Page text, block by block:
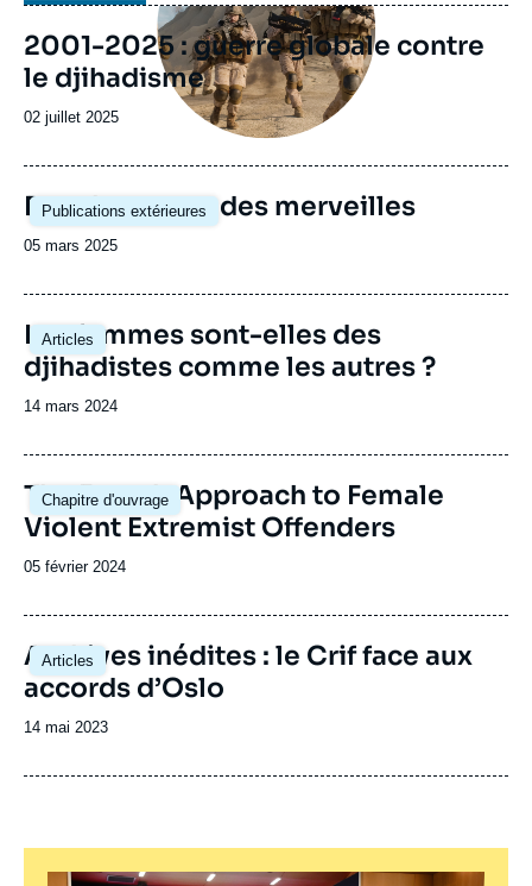
2001-2025 : guerre globale contre
le djihadisme
Date
publication
02 juillet 2025
Publications extérieures
Image
principale
Daech au pays des merveilles
Date
publication
05 mars 2025
Articles
Image
principale
Les femmes sont-elles des
djihadistes comme les autres ?
Date
publication
14 mars 2024
Chapitre d'ouvrage
Image
principale
The French Approach to Female
Violent Extremist Offenders
Date
publication
05 février 2024
Articles
Image
principale
Archives inédites : le Crif face aux
accords d’Oslo
Date
publication
14 mai 2023